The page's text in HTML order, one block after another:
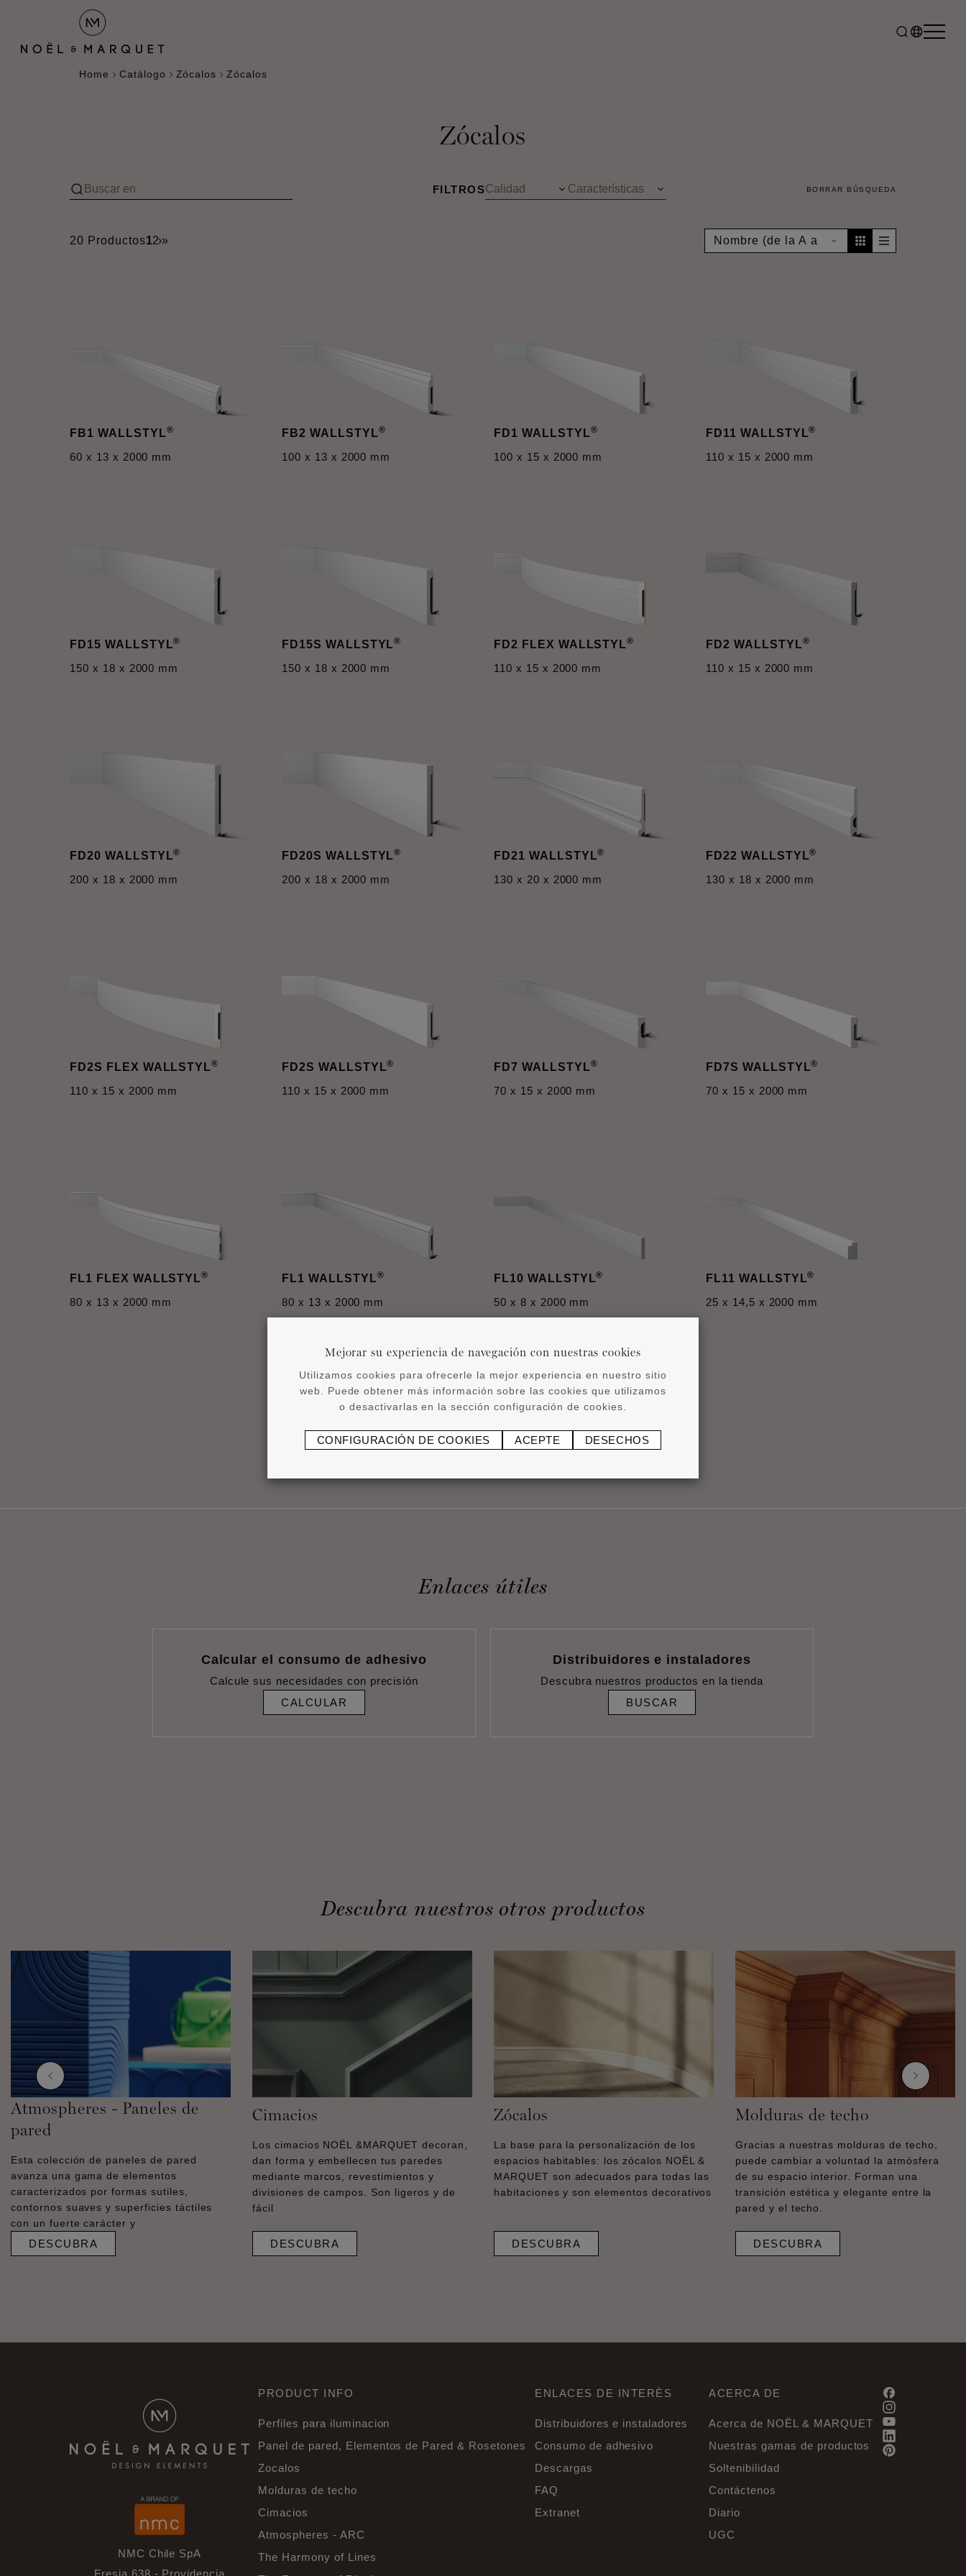
Home Catálogo Zócalos Zócalos
Zócalos
FILTROS BORRAR BÚSQUEDA
20 Productos12›»
FB1 WALLSTYL®
60 x 13 x 2000 mm
FB2 WALLSTYL®
100 x 13 x 2000 mm
FD1 WALLSTYL®
100 x 15 x 2000 mm
FD11 WALLSTYL®
110 x 15 x 2000 mm
FD15 WALLSTYL®
150 x 18 x 2000 mm
FD15S WALLSTYL®
150 x 18 x 2000 mm
FD2 FLEX WALLSTYL®
110 x 15 x 2000 mm
FD2 WALLSTYL®
110 x 15 x 2000 mm
FD20 WALLSTYL®
200 x 18 x 2000 mm
FD20S WALLSTYL®
200 x 18 x 2000 mm
FD21 WALLSTYL®
130 x 20 x 2000 mm
FD22 WALLSTYL®
130 x 18 x 2000 mm
FD2S FLEX WALLSTYL®
110 x 15 x 2000 mm
FD2S WALLSTYL®
110 x 15 x 2000 mm
FD7 WALLSTYL®
70 x 15 x 2000 mm
FD7S WALLSTYL®
70 x 15 x 2000 mm
FL1 FLEX WALLSTYL®
80 x 13 x 2000 mm
FL1 WALLSTYL®
80 x 13 x 2000 mm
FL10 WALLSTYL®
50 x 8 x 2000 mm
FL11 WALLSTYL®
25 x 14,5 x 2000 mm
12› »
VOLVER AL PRINCIPIO DE LA PÁGINA
Enlaces útiles
Calcular el consumo de adhesivo
Calcule sus necesidades con precisión
CALCULAR
Distribuidores e instaladores
Descubra nuestros productos en la tienda
BUSCAR
Descubra nuestros otros productos
Atmospheres - Paneles de
pared
Esta colección de paneles de pared
avanza una gama de elementos
caracterizados por formas sutiles,
contornos suaves y superficies táctiles
con un fuerte carácter y
DESCUBRA
Cimacios
Los cimacios NOËL &MARQUET decoran,
dan forma y embellecen tus paredes
mediante marcos, revestimientos y
divisiones de campos. Son ligeros y de
fácil
DESCUBRA
Zócalos
La base para la personalización de los
espacios habitables: los zócalos NOËL &
MARQUET son adecuados para todas las
habitaciones y son elementos decorativos
DESCUBRA
Molduras de techo
Gracias a nuestras molduras de techo,
puede cambiar a voluntad la atmósfera
de su espacio interior. Forman una
transición estética y elegante entre la
pared y el techo.
DESCUBRA
NMC Chile SpA
Fresia 638 - Providencia
PRODUCT INFO
Perfiles para iluminacion
Panel de pared, Elementos de Pared & Rosetones
Zocalos
Molduras de techo
Cimacios
Atmospheres - ARC
The Harmony of Lines
ENLACES DE INTERÈS
Distribuidores e instaladores
Consumo de adhesivo
Descargas
FAQ
Extranet
ACERCA DE
Acerca de NOËL & MARQUET
Nuestras gamas de productos
Soltenibilidad
Contáctenos
Diario
UGC
Mejorar su experiencia de navegación con nuestras cookies
Utilizamos cookies para ofrecerle la mejor experiencia en nuestro sitio
web. Puede obtener más información sobre las cookies que utilizamos
o desactivarlas en la sección configuración de cookies.
CONFIGURACIÓN DE COOKIES ACEPTE DESECHOS